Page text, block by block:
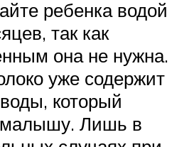
ребенка водой
так как
она не нужна.
уже содержит
который
малышу. Лишь в